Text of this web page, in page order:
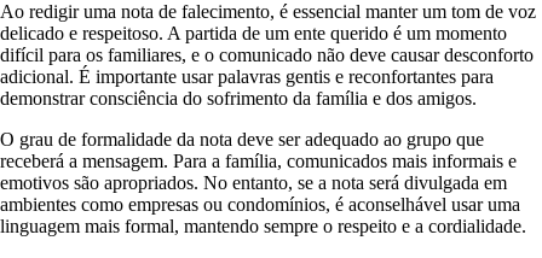
Ao redigir uma nota de falecimento, é essencial manter um tom de voz
delicado e respeitoso. A partida de um ente querido é um momento
difícil para os familiares, e o comunicado não deve causar desconforto
adicional. É importante usar palavras gentis e reconfortantes para
demonstrar consciência do sofrimento da família e dos amigos.
O grau de formalidade da nota deve ser adequado ao grupo que
receberá a mensagem. Para a família, comunicados mais informais e
emotivos são apropriados. No entanto, se a nota será divulgada em
ambientes como empresas ou condomínios, é aconselhável usar uma
linguagem mais formal, mantendo sempre o respeito e a cordialidade.